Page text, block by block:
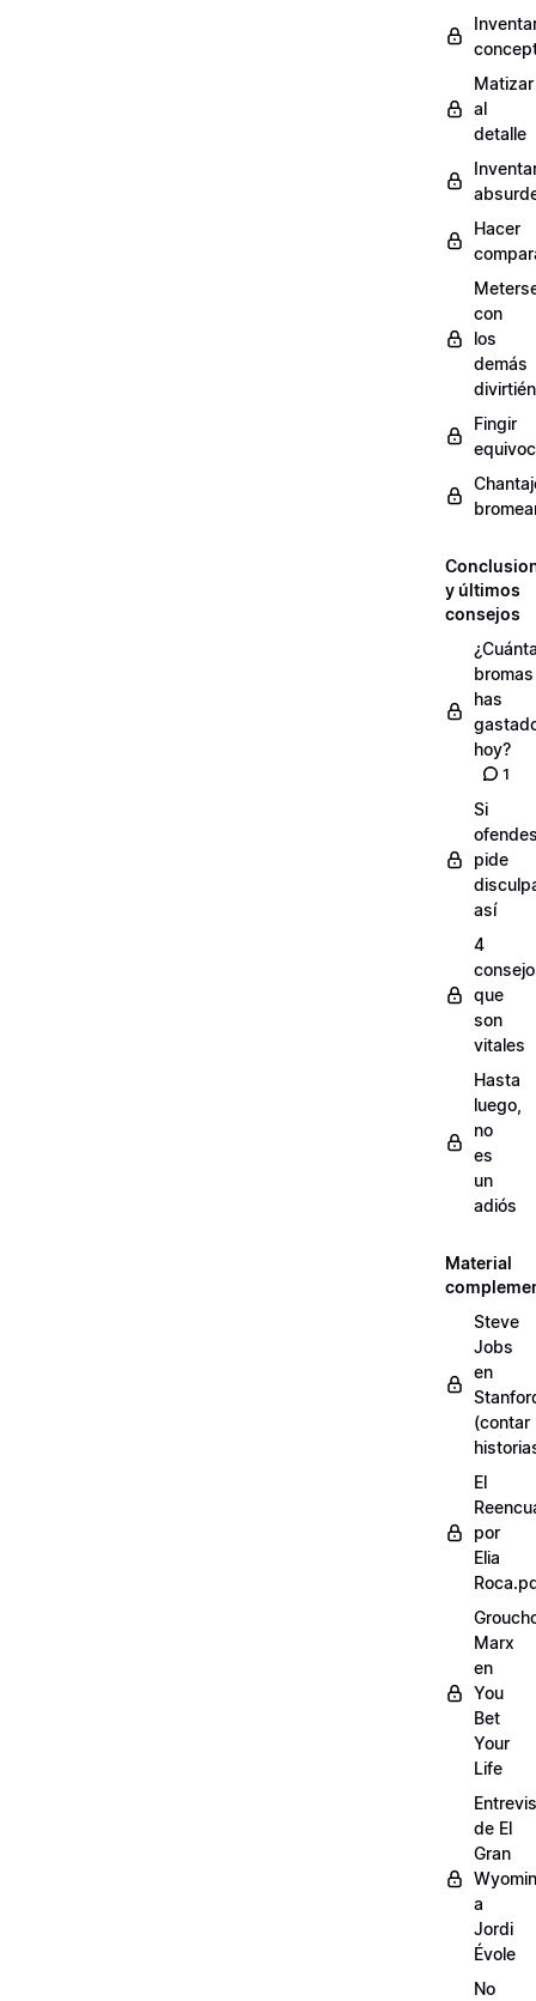
Matizar
al
detalle
Hacer
con
los
demás
Fingir
y últimos
consejos
bromas
has
hoy?
1
Si
pide
así
4
que
son
vitales
Hasta
luego,
no
es
un
adiós
Material
Steve
Jobs
en
(contar
El
por
Elia
Marx
en
You
Bet
Your
Life
de El
Gran
a
Jordi
Évole
No